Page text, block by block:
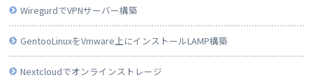
WiregurdでVPNサーバー構築
GentooLinuxをVmware上にインストールLAMP構築
Nextcloudでオンラインストレージ